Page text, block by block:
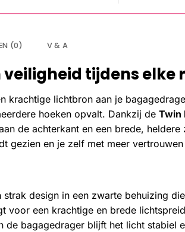
(0) V & A
tijdens elke
krachtige lichtbron aan je
hoeken opvalt. Dankzij de Twin
de achterkant en een brede, heldere
gezien en je zelf met meer
design in een zwarte behuizing
voor een krachtige en brede
de bagagedrager blijft het licht stabiel